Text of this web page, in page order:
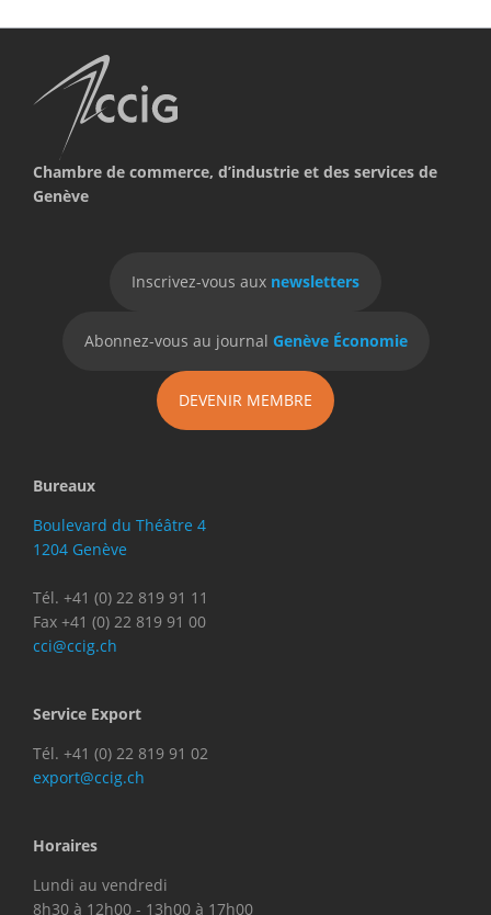
Chambre de commerce, d’industrie et des services de
Genève
Inscrivez-vous aux newsletters
Abonnez-vous au journal Genève Économie
DEVENIR MEMBRE
Bureaux
Boulevard du Théâtre 4
1204 Genève
Tél. +41 (0) 22 819 91 11
Fax +41 (0) 22 819 91 00
cci@ccig.ch
Service Export
Tél. +41 (0) 22 819 91 02
export@ccig.ch
Horaires
Lundi au vendredi
8h30 à 12h00 - 13h00 à 17h00